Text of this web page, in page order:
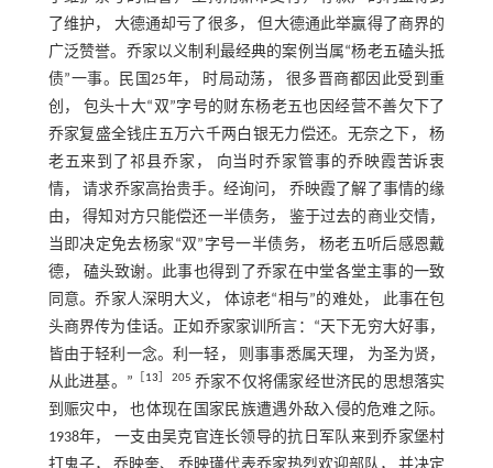
了维护， 大德通却亏了很多， 但大德通此举赢得了商界的
广泛赞誉。乔家以义制利最经典的案例当属“杨老五磕头抵
债”一事。民国25年， 时局动荡， 很多晋商都因此受到重
创， 包头十大“双”字号的财东杨老五也因经营不善欠下了
乔家复盛全钱庄五万六千两白银无力偿还。无奈之下， 杨
老五来到了祁县乔家， 向当时乔家管事的乔映霞苦诉衷
情， 请求乔家高抬贵手。经询问， 乔映霞了解了事情的缘
由， 得知对方只能偿还一半债务， 鉴于过去的商业交情，
当即决定免去杨家“双”字号一半债务， 杨老五听后感恩戴
德， 磕头致谢。此事也得到了乔家在中堂各堂主事的一致
同意。乔家人深明大义， 体谅老“相与”的难处， 此事在包
头商界传为佳话。正如乔家家训所言：“天下无穷大好事，
皆由于轻利一念。利一轻， 则事事悉属天理， 为圣为贤，
从此进基。”
13 ］205 乔家不仅将儒家经世济民的思想落实
到赈灾中， 也体现在国家民族遭遇外敌入侵的危难之际。
1938年， 一支由吴克官连长领导的抗日军队来到乔家堡村